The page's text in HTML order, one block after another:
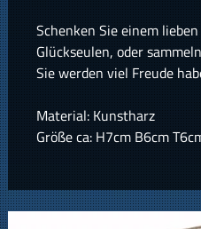
Schenken Sie einem
Glückseulen, oder
Sie werden viel Freude
Material: Kunstharz
Größe ca: H7cm B6cm